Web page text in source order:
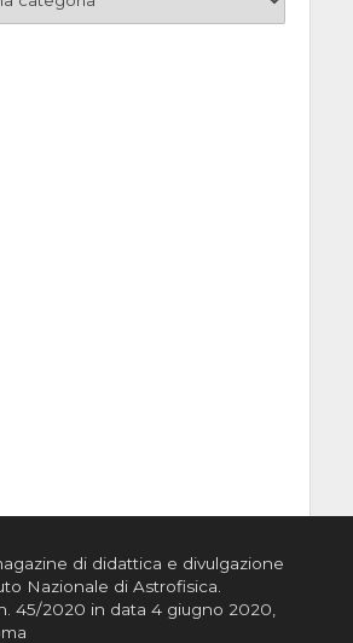
di didattica e divulgazione
Nazionale di Astrofisica
45/2020 in data 4 giugno 2020,